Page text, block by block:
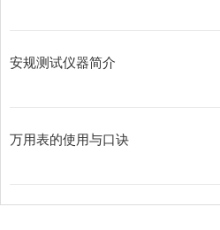
安规测试仪器简介
万用表的使用与口诀